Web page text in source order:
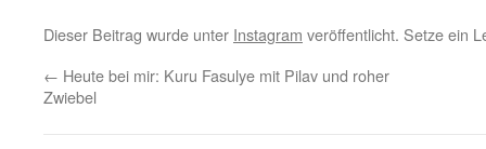
Dieser Beitrag wurde unter Instagram veröffentlicht. Setze ein
← Heute bei mir: Kuru Fasulye mit Pilav und roher
Zwiebel